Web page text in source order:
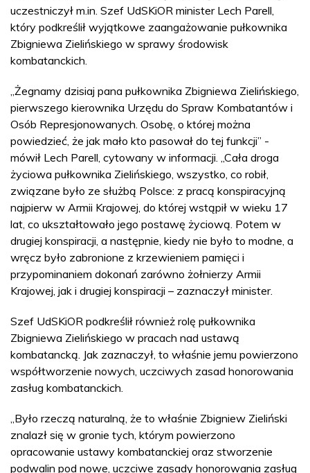
uczestniczył m.in. Szef UdSKiOR minister Lech Parell,
który podkreślił wyjątkowe zaangażowanie pułkownika
Zbigniewa Zielińskiego w sprawy środowisk
kombatanckich.
„Żegnamy dzisiaj pana pułkownika Zbigniewa Zielińskiego,
pierwszego kierownika Urzędu do Spraw Kombatantów i
Osób Represjonowanych. Osobę, o której można
powiedzieć, że jak mało kto pasował do tej funkcji” -
mówił Lech Parell, cytowany w informacji. „Cała droga
życiowa pułkownika Zielińskiego, wszystko, co robił,
związane było ze służbą Polsce: z pracą konspiracyjną
najpierw w Armii Krajowej, do której wstąpił w wieku 17
lat, co ukształtowało jego postawę życiową. Potem w
drugiej konspiracji, a następnie, kiedy nie było to modne, a
wręcz było zabronione z krzewieniem pamięci i
przypominaniem dokonań zarówno żołnierzy Armii
Krajowej, jak i drugiej konspiracji – zaznaczył minister.
Szef UdSKiOR podkreślił również rolę pułkownika
Zbigniewa Zielińskiego w pracach nad ustawą
kombatancką. Jak zaznaczył, to właśnie jemu powierzono
współtworzenie nowych, uczciwych zasad honorowania
zasług kombatanckich.
„Było rzeczą naturalną, że to właśnie Zbigniew Zieliński
znalazł się w gronie tych, którym powierzono
opracowanie ustawy kombatanckiej oraz stworzenie
podwalin pod nowe, uczciwe zasady honorowania zasług